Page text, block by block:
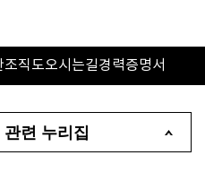
조직도오시는길경력증명서
관련 누리집